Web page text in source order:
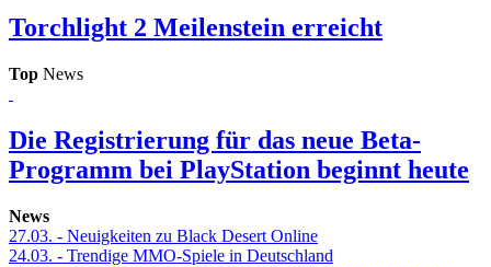
Torchlight 2 Meilenstein erreicht
Top News
Die Registrierung für das neue Beta-
Programm bei PlayStation beginnt heute
News
27.03. - Neuigkeiten zu Black Desert Online
24.03. - Trendige MMO-Spiele in Deutschland